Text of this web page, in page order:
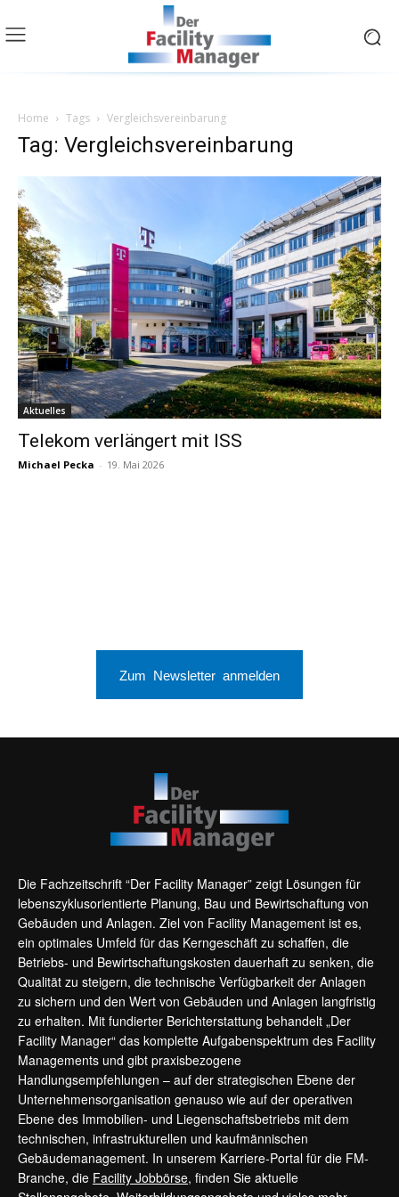
Home Tags Vergleichsvereinbarung
Tag: Vergleichsvereinbarung
Aktuelles
Telekom verlängert mit ISS
Michael Pecka - 19. Mai 2026
Zum Newsletter anmelden
Die Fachzeitschrift “Der Facility Manager” zeigt Lösungen für
lebenszyklusorientierte Planung, Bau und Bewirtschaftung von
Gebäuden und Anlagen. Ziel von Facility Management ist es,
ein optimales Umfeld für das Kerngeschäft zu schaffen, die
Betriebs- und Bewirtschaftungskosten dauerhaft zu senken, die
Qualität zu steigern, die technische Verfügbarkeit der Anlagen
zu sichern und den Wert von Gebäuden und Anlagen langfristig
zu erhalten. Mit fundierter Berichterstattung behandelt „Der
Facility Manager“ das komplette Aufgabenspektrum des Facility
Managements und gibt praxisbezogene
Handlungsempfehlungen – auf der strategischen Ebene der
Unternehmensorganisation genauso wie auf der operativen
Ebene des Immobilien- und Liegenschaftsbetriebs mit dem
technischen, infrastrukturellen und kaufmännischen
Gebäudemanagement. In unserem Karriere-Portal für die FM-
Branche, die Facility Jobbörse, finden Sie aktuelle